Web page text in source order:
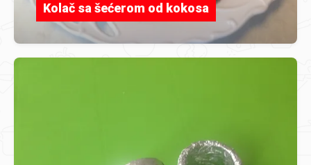
Kolač sa šećerom od kokosa